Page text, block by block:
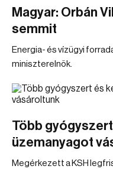
Magyar: Orbán
semmit
Energia- és vízügyi
miniszterelnök.
Több
üzemanyagot
Megérkezett a KSH